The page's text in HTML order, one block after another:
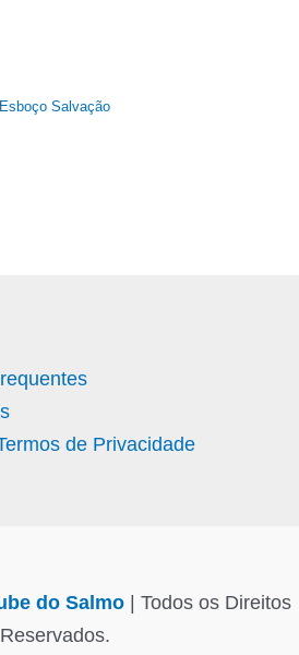
Esboço Salvação
de Privacidade
do Salmo | Todos os Direitos
Reservados.